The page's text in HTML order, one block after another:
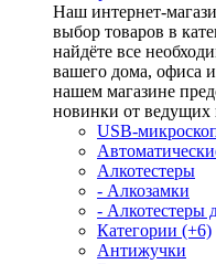
Наш интернет-
выбор товаров в
найдёте все
вашего дома, офиса
нашем магазине
новинки от ведущих
USB-
Алкотестеры
- Алкозамки
- Алкотестеры
Категории (+6)
Антижучки